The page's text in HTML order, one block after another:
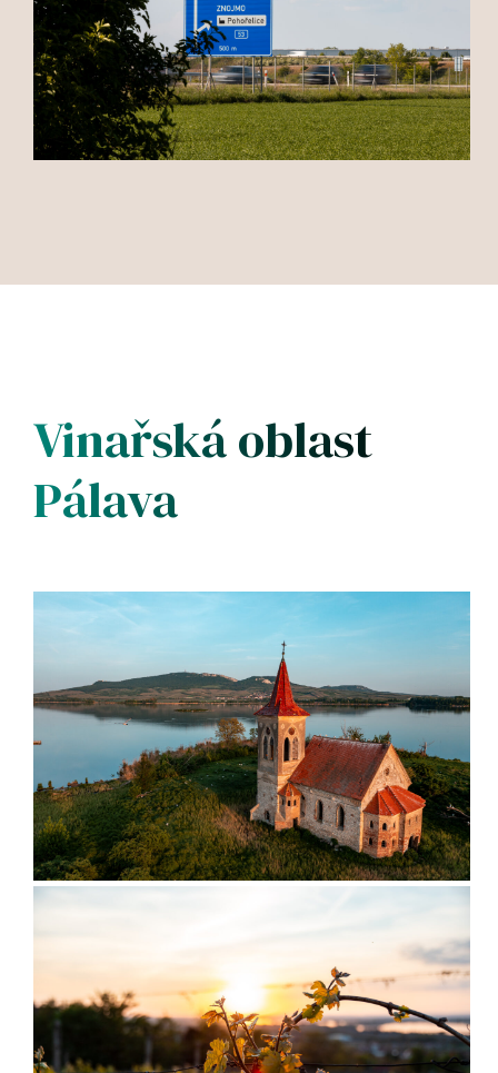
Vinařská oblast
Pálava